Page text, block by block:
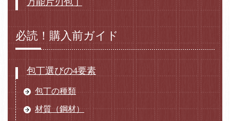
万能片刃包丁
必読！購入前ガイド
包丁選びの4要素
包丁の種類
材質（鋼材）